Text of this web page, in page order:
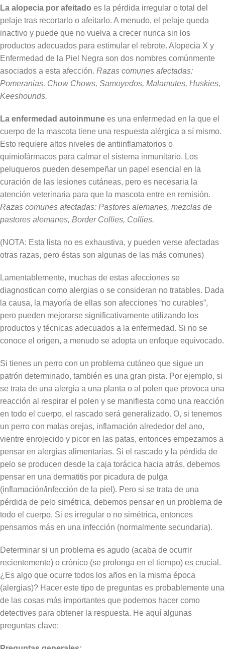
La alopecia por afeitado es la pérdida irregular o total del
pelaje tras recortarlo o afeitarlo. A menudo, el pelaje queda
inactivo y puede que no vuelva a crecer nunca sin los
productos adecuados para estimular el rebrote. Alopecia X y
Enfermedad de la Piel Negra son dos nombres comúnmente
asociados a esta afección. Razas comunes afectadas:
Pomeranias, Chow Chows, Samoyedos, Malamutes, Huskies,
Keeshounds.
La enfermedad autoinmune es una enfermedad en la que el
cuerpo de la mascota tiene una respuesta alérgica a sí mismo.
Esto requiere altos niveles de antiinflamatorios o
quimiofármacos para calmar el sistema inmunitario. Los
peluqueros pueden desempeñar un papel esencial en la
curación de las lesiones cutáneas, pero es necesaria la
atención veterinaria para que la mascota entre en remisión.
Razas comunes afectadas: Pastores alemanes, mezclas de
pastores alemanes, Border Collies, Collies.
(NOTA: Esta lista no es exhaustiva, y pueden verse afectadas
otras razas, pero éstas son algunas de las más comunes)
Lamentablemente, muchas de estas afecciones se
diagnostican como alergias o se consideran no tratables. Dada
la causa, la mayoría de ellas son afecciones “no curables”,
pero pueden mejorarse significativamente utilizando los
productos y técnicas adecuados a la enfermedad. Si no se
conoce el origen, a menudo se adopta un enfoque equivocado.
Si tienes un perro con un problema cutáneo que sigue un
patrón determinado, también es una gran pista. Por ejemplo, si
se trata de una alergia a una planta o al polen que provoca una
reacción al respirar el polen y se manifiesta como una reacción
en todo el cuerpo, el rascado será generalizado. O, si tenemos
un perro con malas orejas, inflamación alrededor del ano,
vientre enrojecido y picor en las patas, entonces empezamos a
pensar en alergias alimentarias. Si el rascado y la pérdida de
pelo se producen desde la caja torácica hacia atrás, debemos
pensar en una dermatitis por picadura de pulga
(inflamación/infección de la piel). Pero si se trata de una
pérdida de pelo simétrica, debemos pensar en un problema de
todo el cuerpo. Si es irregular o no simétrica, entonces
pensamos más en una infección (normalmente secundaria).
Determinar si un problema es agudo (acaba de ocurrir
recientemente) o crónico (se prolonga en el tiempo) es crucial.
¿Es algo que ocurre todos los años en la misma época
(alergias)? Hacer este tipo de preguntas es probablemente una
de las cosas más importantes que podemos hacer como
detectives para obtener la respuesta. He aquí algunas
preguntas clave: